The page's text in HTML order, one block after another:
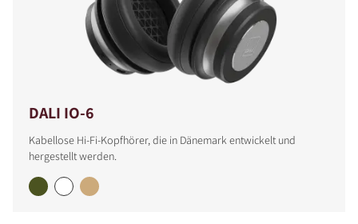
DALI IO-6
Kabellose Hi-Fi-Kopfhörer, die in Dänemark entwickelt und
hergestellt werden.
PRODUKTE VERGLEICHEN